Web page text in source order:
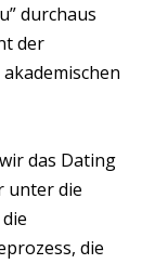
durchaus
der
das Dating
unter die
die